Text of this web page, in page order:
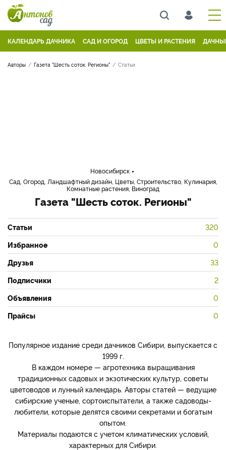
КАЛЕНДАРЬ ДАЧНИКА САД И ОГОРОД ЦВЕТЫ И РАСТЕНИЯ
Авторы Газета "Шесть соток. Регионы" Статьи
Новосибирск
Сад, Огород, Ландшафтный дизайн, Цветы, Строительство, Кулинария,
Комнатные растения, Виноград
Газета "Шесть соток. Регионы"
Статьи 320
Избранное 0
Друзья 33
Подписчики 2
Объявления 0
Прайсы 0
Популярное издание среди дачников Сибири, выпускается с
1999 г.
В каждом номере — агротехника выращивания
традиционных садовых и экзотических культур, советы
цветоводов и лунный календарь. Авторы статей — ведущие
сибирские ученые, сортоиспытатели, а также садоводы-
любители, которые делятся своими секретами и богатым
опытом.
Материалы подаются с учетом климатических условий,
характерных для Сибири.